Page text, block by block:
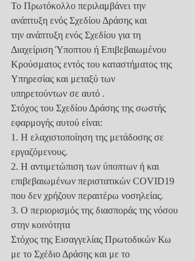
Το Πρωτόκολλο περιλαμβάνει την
ανάπτυξη ενός Σχεδίου Δράσης και
την ανάπτυξη ενός Σχεδίου για τη
Διαχείριση Ύποπτου ή Επιβεβαιωμένου
Κρούσματος εντός του καταστήματος της
Υπηρεσίας και μεταξύ των
υπηρετούντων σε αυτό .
Στόχος του Σχεδίου Δράσης της σωστής
εφαρμογής αυτού είναι:
1. Η ελαχιστοποίηση της μετάδοσης σε
εργαζόμενους.
2. Η αντιμετώπιση των ύποπτων ή και
επιβεβαιωμένων περιστατικών COVID19
που δεν χρήζουν περαιτέρω νοσηλείας.
3. Ο περιορισμός της διασποράς της νόσου
στην κοινότητα
Στόχος της Εισαγγελίας Πρωτοδικών Κω
με το Σχέδιο Δράσης και με το